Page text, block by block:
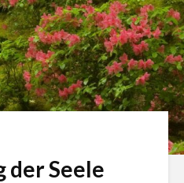
der Seele